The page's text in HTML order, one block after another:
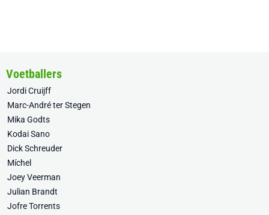
Voetballers
Jordi Cruijff
Marc-André ter Stegen
Mika Godts
Kodai Sano
Dick Schreuder
Míchel
Joey Veerman
Julian Brandt
Jofre Torrents